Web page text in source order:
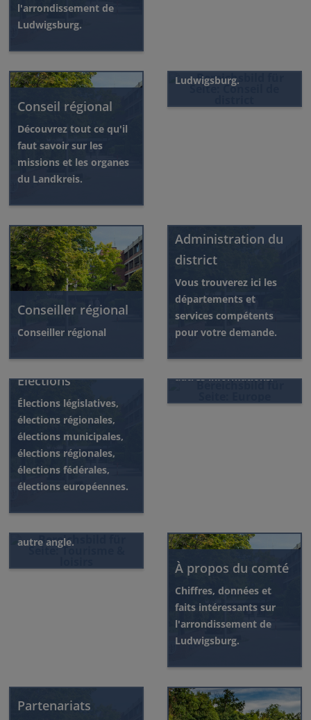
l'arrondissement de
Ludwigsburg.
Conseil régional
Découvrez tout ce qu'il
faut savoir sur les
missions et les organes
du Landkreis.
Ludwigsburg.
Conseiller régional
Conseiller régional
Administration du
district
Vous trouverez ici les
départements et
services compétents
pour votre demande.
Élections
Élections législatives,
élections régionales,
élections municipales,
élections régionales,
élections fédérales,
élections européennes.
Europe
de Ludwigsburg et
autres informations.
Tourisme & loisirs
Découvrez
autre angle.
À propos du comté
Chiffres, données et
faits intéressants sur
l'arrondissement de
Ludwigsburg.
Partenariats